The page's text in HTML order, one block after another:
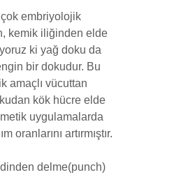
embriyolojik
kemik iliğinden elde
ki yağ doku da
bir dokudur. Bu
amaçlı vücuttan
kök hücre elde
uygulamalarda
oranlarını artırmıştır.
delme(punch)